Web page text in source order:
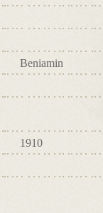
Beniamin
1910